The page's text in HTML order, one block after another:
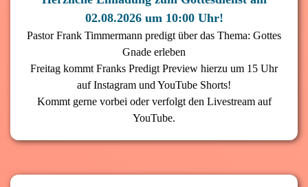
02.08.2026 um 10:00 Uhr!
Pastor Frank Timmermann predigt über das Thema: Gottes
Gnade erleben
Freitag kommt Franks Predigt Preview hierzu um 15 Uhr
auf Instagram und YouTube Shorts!
Kommt gerne vorbei oder verfolgt den Livestream auf
YouTube.